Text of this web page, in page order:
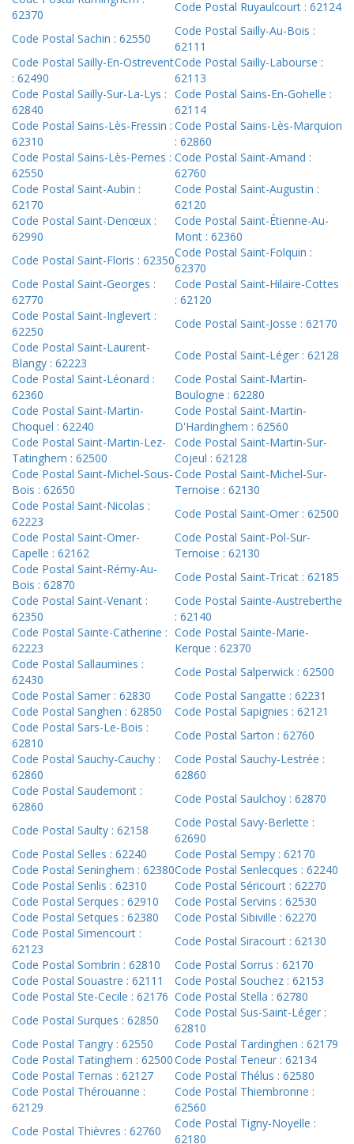
62370
Code Postal Ruyaulcourt : 62124
Code Postal Sachin : 62550
Code Postal Sailly-Au-Bois :
62111
Code Postal Sailly-En-Ostrevent
: 62490
Code Postal Sailly-Labourse :
62113
Code Postal Sailly-Sur-La-Lys :
62840
Code Postal Sains-En-Gohelle :
62114
Code Postal Sains-Lès-Fressin :
62310
Code Postal Sains-Lès-Marquion
: 62860
Code Postal Sains-Lès-Pernes :
62550
Code Postal Saint-Amand :
62760
Code Postal Saint-Aubin :
62170
Code Postal Saint-Augustin :
62120
Code Postal Saint-Denœux :
62990
Code Postal Saint-Étienne-Au-
Mont : 62360
Code Postal Saint-Floris : 62350
Code Postal Saint-Folquin :
62370
Code Postal Saint-Georges :
62770
Code Postal Saint-Hilaire-Cottes
: 62120
Code Postal Saint-Inglevert :
62250
Code Postal Saint-Josse : 62170
Code Postal Saint-Laurent-
Blangy : 62223
Code Postal Saint-Léger : 62128
Code Postal Saint-Léonard :
62360
Code Postal Saint-Martin-
Boulogne : 62280
Code Postal Saint-Martin-
Choquel : 62240
Code Postal Saint-Martin-
D'Hardinghem : 62560
Code Postal Saint-Martin-Lez-
Tatinghem : 62500
Code Postal Saint-Martin-Sur-
Cojeul : 62128
Code Postal Saint-Michel-Sous-
Bois : 62650
Code Postal Saint-Michel-Sur-
Ternoise : 62130
Code Postal Saint-Nicolas :
62223
Code Postal Saint-Omer : 62500
Code Postal Saint-Omer-
Capelle : 62162
Code Postal Saint-Pol-Sur-
Ternoise : 62130
Code Postal Saint-Rémy-Au-
Bois : 62870
Code Postal Saint-Tricat : 62185
Code Postal Saint-Venant :
62350
Code Postal Sainte-Austreberthe
: 62140
Code Postal Sainte-Catherine :
62223
Code Postal Sainte-Marie-
Kerque : 62370
Code Postal Sallaumines :
62430
Code Postal Salperwick : 62500
Code Postal Samer : 62830
Code Postal Sangatte : 62231
Code Postal Sanghen : 62850
Code Postal Sapignies : 62121
Code Postal Sars-Le-Bois :
62810
Code Postal Sarton : 62760
Code Postal Sauchy-Cauchy :
62860
Code Postal Sauchy-Lestrée :
62860
Code Postal Saudemont :
62860
Code Postal Saulchoy : 62870
Code Postal Saulty : 62158
Code Postal Savy-Berlette :
62690
Code Postal Selles : 62240
Code Postal Sempy : 62170
Code Postal Seninghem : 62380Code Postal Senlecques : 62240
Code Postal Senlis : 62310
Code Postal Séricourt : 62270
Code Postal Serques : 62910
Code Postal Servins : 62530
Code Postal Setques : 62380
Code Postal Sibiville : 62270
Code Postal Simencourt :
62123
Code Postal Siracourt : 62130
Code Postal Sombrin : 62810
Code Postal Sorrus : 62170
Code Postal Souastre : 62111
Code Postal Souchez : 62153
Code Postal Ste-Cecile : 62176 Code Postal Stella : 62780
Code Postal Surques : 62850
Code Postal Sus-Saint-Léger :
62810
Code Postal Tangry : 62550
Code Postal Tardinghen : 62179
Code Postal Tatinghem : 62500Code Postal Teneur : 62134
Code Postal Ternas : 62127
Code Postal Thélus : 62580
Code Postal Thérouanne :
62129
Code Postal Thiembronne :
62560
Code Postal Thièvres : 62760
Code Postal Tigny-Noyelle :
62180